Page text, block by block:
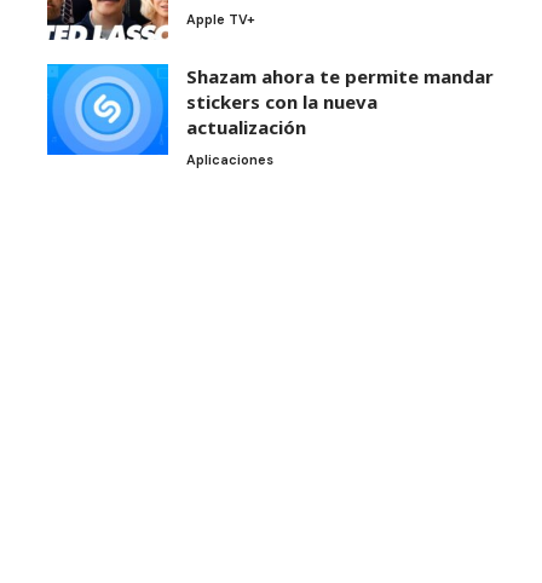
Apple TV+
Shazam ahora te permite mandar
stickers con la nueva
actualización
Aplicaciones